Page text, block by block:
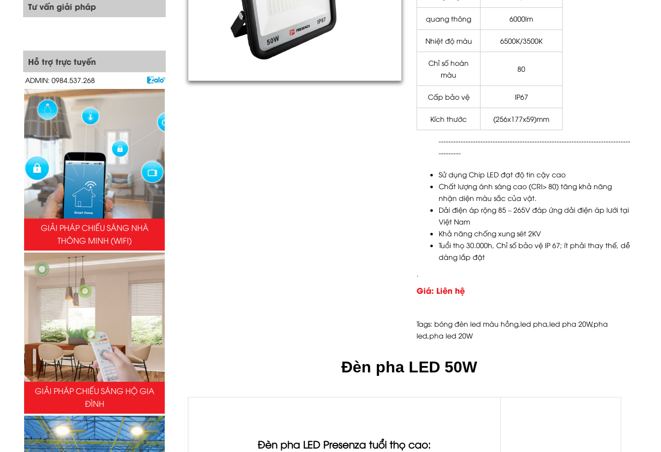
Tư vấn giải pháp
Hỗ trợ trực tuyến
ADMIN: 0984.537.268
GIẢI PHÁP CHIẾU SÁNG NHÀ
THÔNG MINH (WIFI)
GIẢI PHÁP CHIẾU SÁNG HỘ GIA
ĐÌNH
quang thông 6000lm
Nhiệt độ màu 6500K/3500K
Chỉ số hoàn
màu
80
Cấp bảo vệ IP67
Kích thước (256x177x59)mm
------------------------------------------------------------------------------
---------
Sử dụng Chip LED đạt độ tin cậy cao
Chất lượng ánh sáng cao (CRI> 80) tăng khả năng
nhận diện màu sắc của vật.
Dải điện áp rộng 85 – 265V đáp ứng dải điện áp lưới tại
Việt Nam
Khả năng chống xung sét 2KV
Tuổi thọ 30.000h, Chỉ số bảo vệ IP 67; ít phải thay thế, dễ
dàng lắp đặt
.
Giá: Liên hệ
Tags: bóng đèn led màu hồng,led pha,led pha 20W,pha
led,pha led 20W
Đèn pha LED 50W
Đèn pha LED Presenza tuổi thọ cao: